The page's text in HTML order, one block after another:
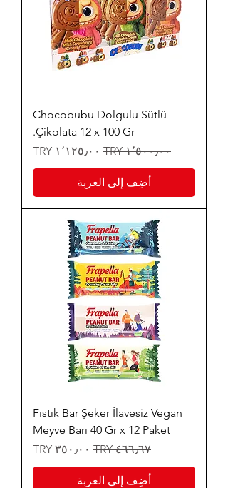
Chocobubu Dolgulu Sütlü
Çikolata 12 x 100 Gr.
سعر عادي
سعر البيع
أضِف إلى العربة
Fıstık Bar Şeker İlavesiz Vegan
Meyve Barı 40 Gr x 12 Paket
سعر عادي
سعر البيع
أضِف إلى العربة